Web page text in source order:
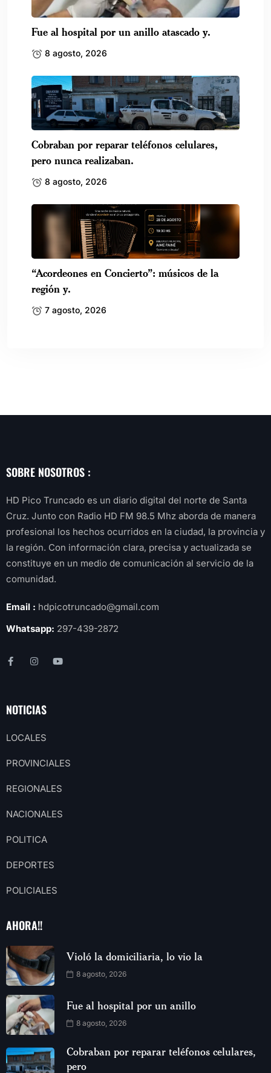
Fue al hospital por un anillo atascado y.
8 agosto, 2026
Cobraban por reparar teléfonos celulares,
pero nunca realizaban.
8 agosto, 2026
“Acordeones en Concierto”: músicos de la
región y.
7 agosto, 2026
SOBRE NOSOTROS :
HD Pico Truncado es un diario digital del norte de Santa
Cruz. Junto con Radio HD FM 98.5 Mhz aborda de manera
profesional los hechos ocurridos en la ciudad, la provincia y
la región. Con información clara, precisa y actualizada se
constituye en un medio de comunicación al servicio de la
comunidad.
Email : hdpicotruncado@gmail.com
Whatsapp: 297-439-2872
NOTICIAS
LOCALES
PROVINCIALES
REGIONALES
NACIONALES
POLITICA
DEPORTES
POLICIALES
AHORA!!
Violó la domiciliaria, lo vio la
8 agosto, 2026
Fue al hospital por un anillo
8 agosto, 2026
Cobraban por reparar teléfonos celulares,
pero